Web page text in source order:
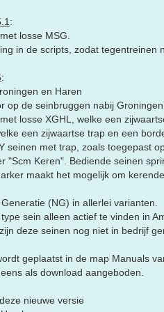
:
losse MSG.
in de scripts, zodat
:
en Haren
op de seinbruggen nabij
losse XGHL, welke een
een zijwaartse trap en een
seinen met trap, zoals toegepast
"Scm Keren". Bediende seinen
maakt het mogelijk om
(NG) in allerlei varianten.
sein alleen actief te vinden in
deze seinen nog niet in bedrijf
geplaatst in de map Manuals
als download aangeboden.
nieuwe versie